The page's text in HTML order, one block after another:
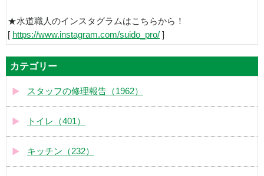
★水道職人のインスタグラムはこちらから！
[ https://www.instagram.com/suido_pro/ ]
カテゴリー
スタッフの修理報告（1962）
トイレ（401）
キッチン（232）